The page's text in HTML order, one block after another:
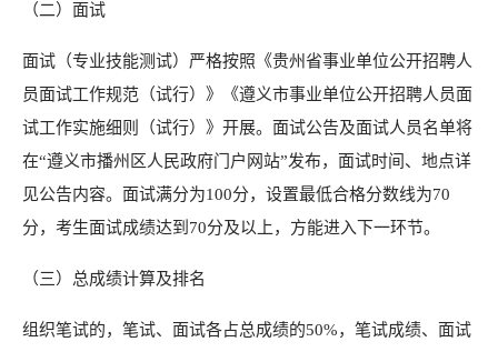
（二）面试
面试（专业技能测试）严格按照《贵州省事业单位公开招聘人
员面试工作规范（试行）》《遵义市事业单位公开招聘人员面
试工作实施细则（试行）》开展。面试公告及面试人员名单将
在“遵义市播州区人民政府门户网站”发布，面试时间、地点详
见公告内容。面试满分为100分，设置最低合格分数线为70
分，考生面试成绩达到70分及以上，方能进入下一环节。
（三）总成绩计算及排名
组织笔试的，笔试、面试各占总成绩的50%，笔试成绩、面试